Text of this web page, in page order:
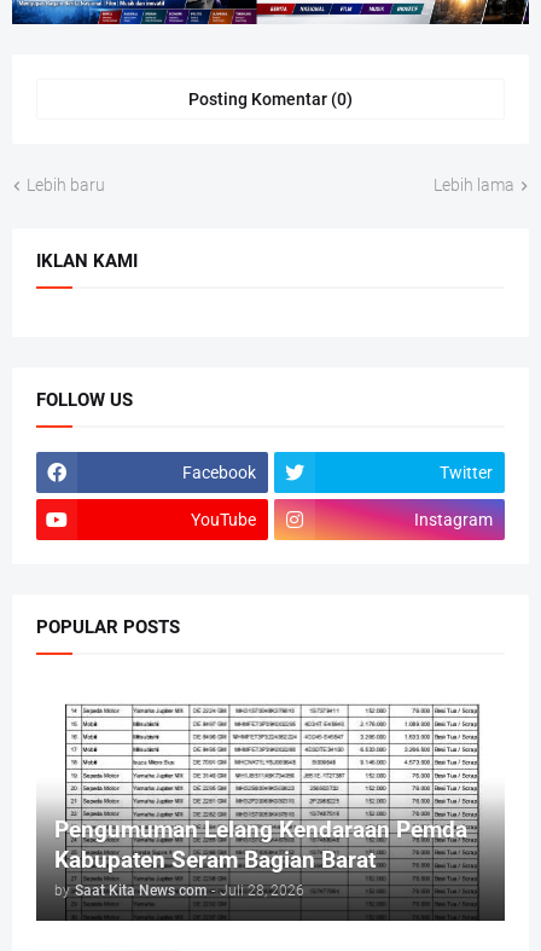
Posting Komentar (0)
Lebih baru Lebih lama
IKLAN KAMI
FOLLOW US
Facebook Twitter
YouTube Instagram
POPULAR POSTS
Pengumuman Lelang Kendaraan Pemda
Kabupaten Seram Bagian Barat
by Saat Kita News com - Juli 28, 2026